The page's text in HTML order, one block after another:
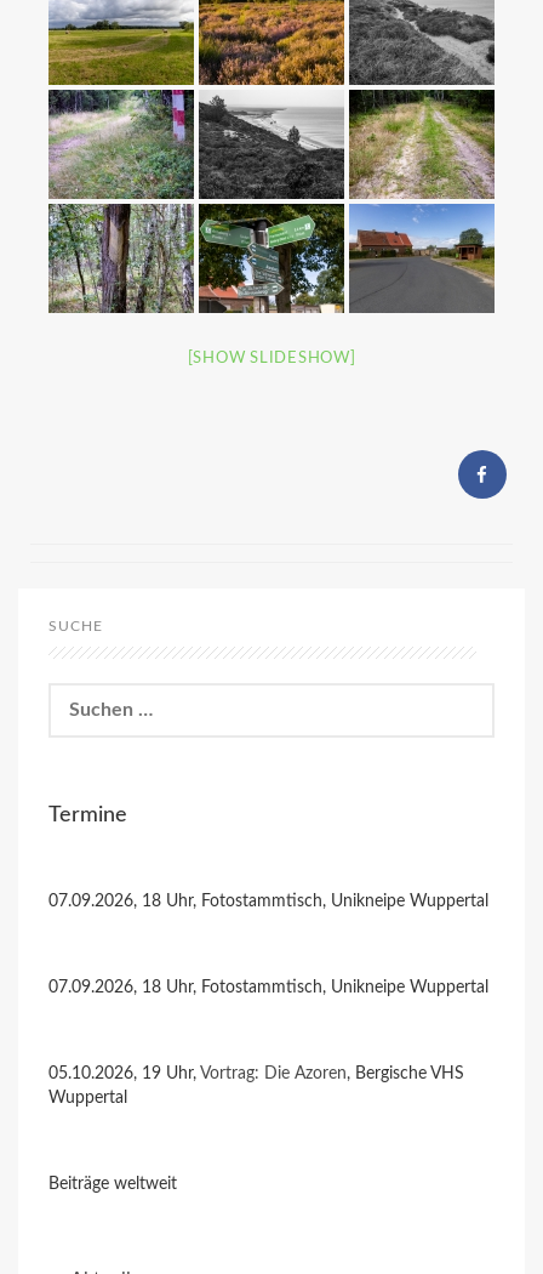
[SHOW SLIDESHOW]
SUCHE
nach:
Termine
07.09.2026, 18 Uhr, Fotostammtisch, Unikneipe Wuppertal
07.09.2026, 18 Uhr, Fotostammtisch, Unikneipe Wuppertal
05.10.2026, 19 Uhr, Vortrag: Die Azoren, Bergische VHS
Wuppertal
Beiträge weltweit